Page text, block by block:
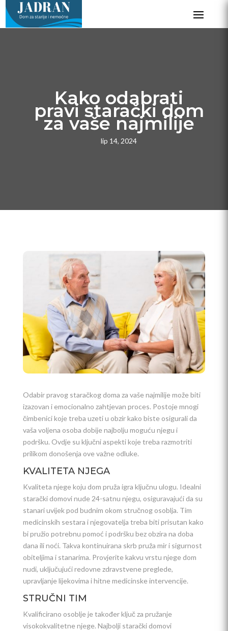
Kako odabrati
pravi starački dom
za vaše najmilije
lip 14, 2024
Odabir pravog staračkog doma za vaše najmilije može biti
izazovan i emocionalno zahtjevan proces. Postoje mnogi
čimbenici koje treba uzeti u obzir kako biste osigurali da
vaša voljena osoba dobije najbolju moguću njegu i
podršku. Ovdje su ključni aspekti koje treba razmotriti
prilikom donošenja ove važne odluke.
KVALITETA NJEGA
Kvaliteta njege koju dom pruža igra ključnu ulogu. Idealni
starački domovi nude 24-satnu njegu, osiguravajući da su
stanari uvijek pod budnim okom stručnog osoblja. Tim
medicinskih sestara i njegovatelja treba biti prisutan kako
bi pružio potrebnu pomoć i podršku bez obzira na doba
dana ili noći. Takva kontinuirana skrb pruža mir i sigurnost
obiteljima i stanarima. Provjerite kakvu vrstu njege dom
nudi, uključujući redovne zdravstvene preglede,
upravljanje lijekovima i hitne medicinske intervencije.
STRUČNI TIM
Kvalificirano osoblje je također ključ za pružanje
visokokvalitetne njege. Najbolji starački domovi